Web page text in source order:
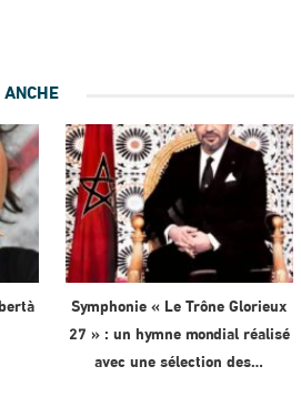
Symphonie « Le Trône Glorieux
27 » : un hymne mondial réalisé
avec une sélection des…